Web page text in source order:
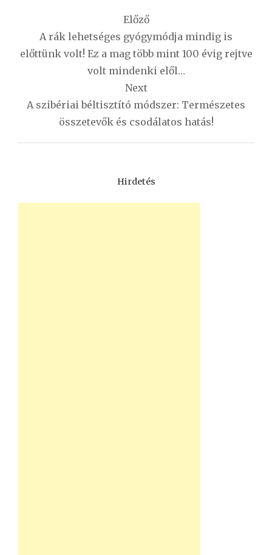
navigáció
Előző
A rák lehetséges gyógymódja mindig is
előttünk volt! Ez a mag több mint 100 évig rejtve
volt mindenki elől…
Next
A szibériai béltisztító módszer: Természetes
összetevők és csodálatos hatás!
Hirdetés